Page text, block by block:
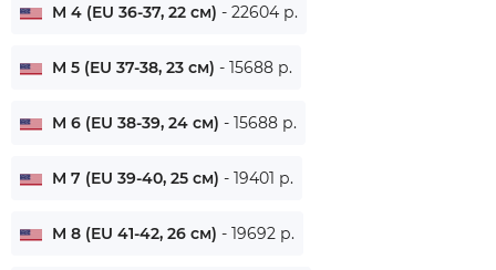
M 4 (EU 36-37, 22 см) - 22604 р.
M 5 (EU 37-38, 23 см) - 15688 р.
M 6 (EU 38-39, 24 см) - 15688 р.
M 7 (EU 39-40, 25 см) - 19401 р.
M 8 (EU 41-42, 26 см) - 19692 р.